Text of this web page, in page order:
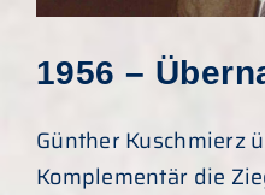
1956 –
Günther Kuschmierz
Komplementär die